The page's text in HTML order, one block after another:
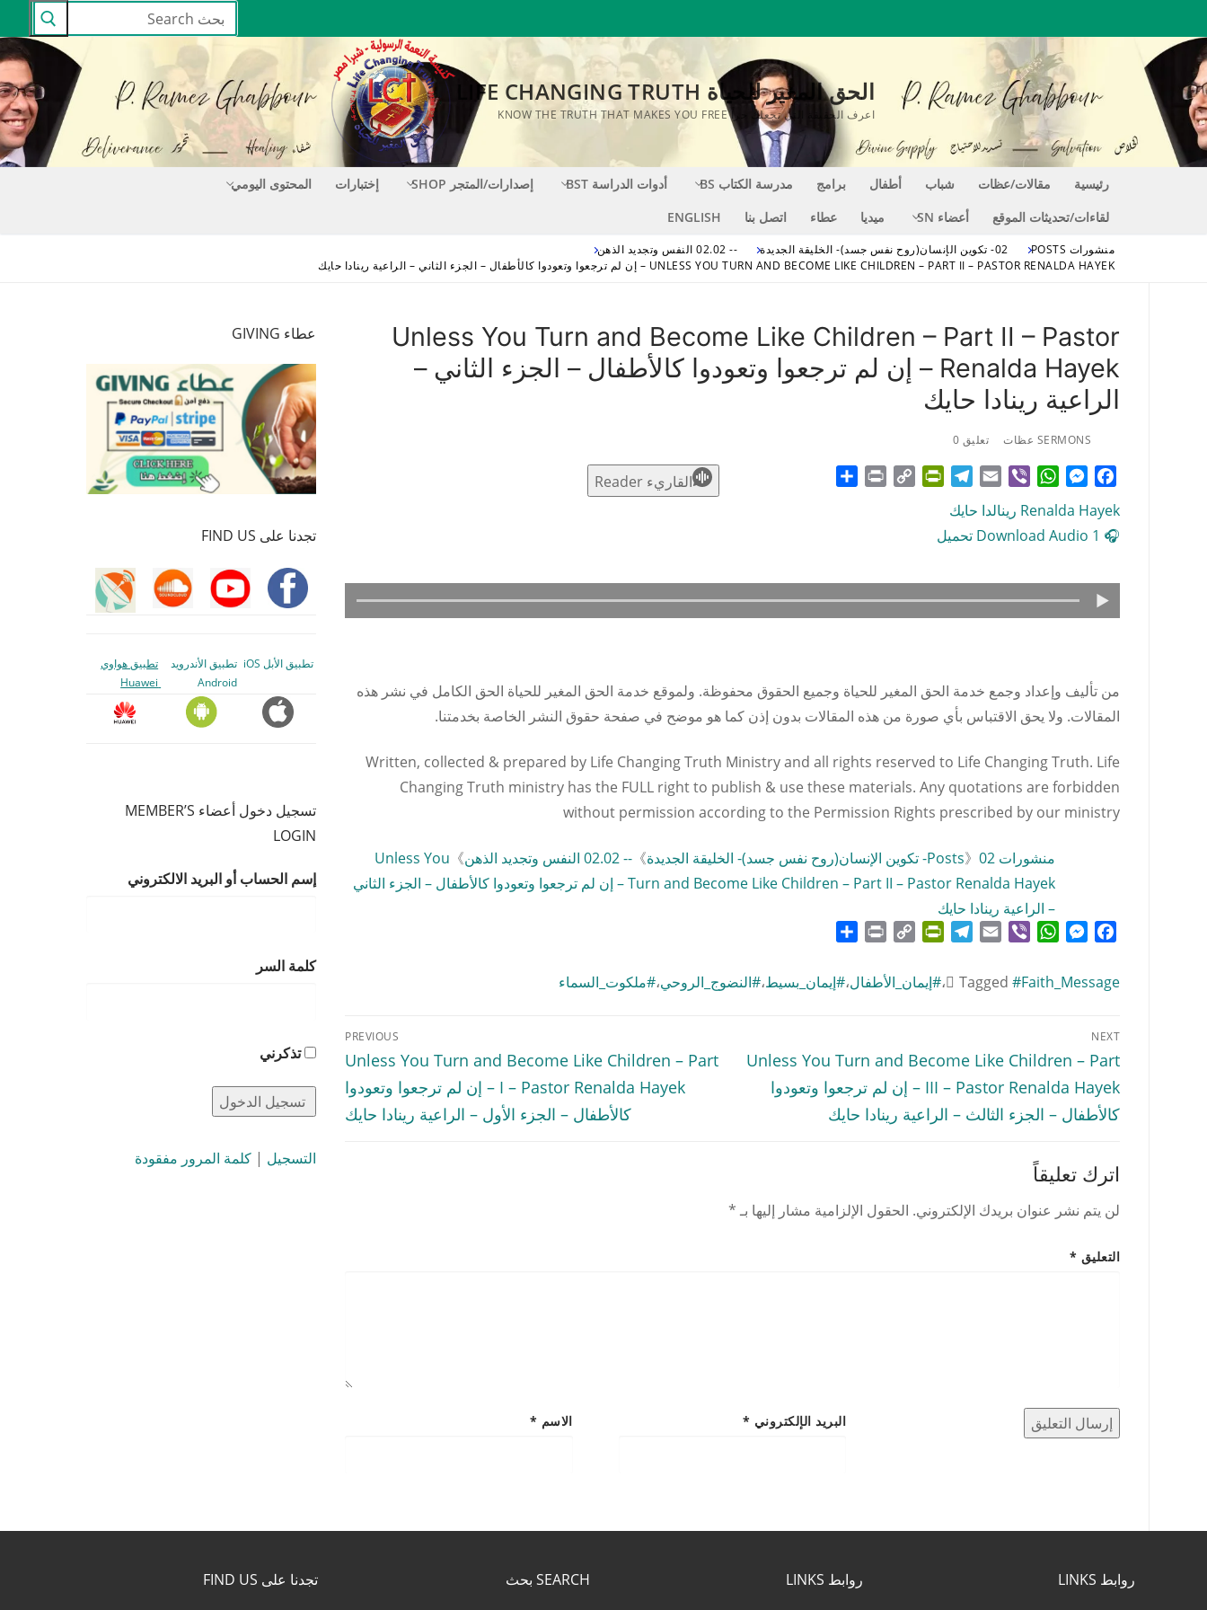
إلى
المحتوى
البحث
عن:
الحق المغير للحياة LIFE CHANGING TRUTH
اعرف الحقيقة التي تجعلك حراً KNOW THE TRUTH THAT MAKES YOU FREE
رئيسية مقالات/عظات شباب أطفال برامج مدرسة الكتاب BS أدوات الدراسة BST إصدارات/المتجر SHOP إختبارات
المحتوى اليومي
لقاءات/تحديثات الموقع
أعضاء SN ميديا عطاء اتصل بنا ENGLISH
منشورات POSTS 02- تكوين الإنسان(روح نفس جسد)- الخليقة الجديدة
-- 02.02 النفس وتجديد الذهن
UNLESS YOU TURN AND BECOME LIKE CHILDREN – PART II – PASTOR RENALDA HAYEK – إن لم ترجعوا وتعودوا كالأطفال – الجزء الثاني – الراعية رينادا حايك
Unless You Turn and Become Like Children – Part II – Pastor
Renalda Hayek – إن لم ترجعوا وتعودوا كالأطفال – الجزء الثاني –
الراعية رينادا حايك
SERMONS عظات تعليق 0
القاريء Reader Facebook
Messenger
WhatsApp
Viber
Email
Telegram
PrintFriendly
Copy
Print
Renalda Hayek رينالدا حايك
🎧 Download Audio 1 تحميل
من تأليف وإعداد وجمع خدمة الحق المغير للحياة وجميع الحقوق محفوظة. ولموقع خدمة الحق المغير للحياة الحق الكامل في نشر هذه
المقالات. ولا يحق الاقتباس بأي صورة من هذه المقالات بدون إذن كما هو موضح في صفحة حقوق النشر الخاصة بخدمتنا.
Written, collected & prepared by Life Changing Truth Ministry and all rights reserved to Life Changing Truth. Life
Changing Truth ministry has the FULL right to publish & use these materials. Any quotations are forbidden
without permission according to the Permission Rights prescribed by our ministry
منشورات Posts 》02- تكوين الإنسان(روح نفس جسد)- الخليقة الجديدة 》 -- 02.02 النفس وتجديد الذهن 》
Unless You
Turn and Become Like Children – Part II – Pastor Renalda Hayek – إن لم ترجعوا وتعودوا كالأطفال – الجزء الثاني
– الراعية رينادا حايك
Facebook
Messenger
WhatsApp
Viber
Email
Telegram
PrintFriendly
Copy
Print
Tagged #Faith_Message ،#إيمان_الأطفال،#إيمان_بسيط،#النضوج_الروحي،#ملكوت_السماء
تصفّح
المقالات
PREVIOUS
Previous
Unless You Turn and Become Like Children – Part
I – Pastor Renalda Hayek – إن لم ترجعوا وتعودوا
كالأطفال – الجزء الأول – الراعية رينادا حايك
NEXT
Next
post:
Unless You Turn and Become Like Children – Part
III – Pastor Renalda Hayek – إن لم ترجعوا وتعودوا
كالأطفال – الجزء الثالث – الراعية رينادا حايك
اترك تعليقاً
لن يتم نشر عنوان بريدك الإلكتروني. الحقول الإلزامية مشار إليها بـ*
التعليق *
الاسم * البريد الإلكتروني *
عطاء GIVING
تجدنا على FIND US
تطبيق الأبل iOS
تطبيق الأندرويد
Android
تطبيق هواوي
تسجيل دخول أعضاء MEMBER’S
LOGIN
إسم الحساب أو البريد الالكتروني
كلمة السر
تذكرني
التسجيل | كلمة المرور مفقودة
روابط LINKS روابط LINKS SEARCH بحث تجدنا على FIND US